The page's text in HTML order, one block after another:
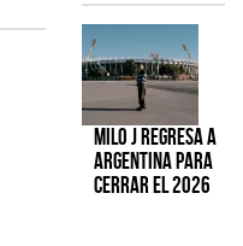
Milo J regresa a
Argentina para
cerrar el 2026